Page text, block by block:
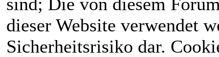
dieser Website verwendet
Sicherheitsrisiko dar.